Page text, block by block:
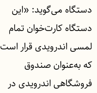
دستگاه می‌گوید: «این
دستگاه کارت‌خوان تمام
لمسی اندرویدی قرار است
که به‌عنوان صندوق
فروشگاهی اندرویدی در